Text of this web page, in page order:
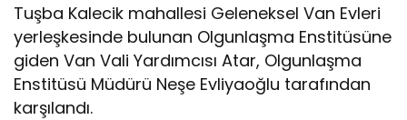
Tuşba Kalecik mahallesi Geleneksel Van Evleri
yerleşkesinde bulunan Olgunlaşma Enstitüsüne
giden Van Vali Yardımcısı Atar, Olgunlaşma
Enstitüsü Müdürü Neşe Evliyaoğlu tarafından
karşılandı.